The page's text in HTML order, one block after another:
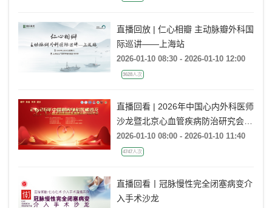
直播回放 | 仁心相瓣 主动脉瓣外科国
际巡讲——上海站
2026-01-10 08:30 - 2026-01-10 12:00
3628人次
直播回看 | 2026年中国心内外科医师
沙龙暨北京心血管疾病防治研究会年
会
2026-01-10 08:00 - 2026-01-10 11:40
4747人次
直播回看丨冠脉慢性完全闭塞病变介
入手术沙龙